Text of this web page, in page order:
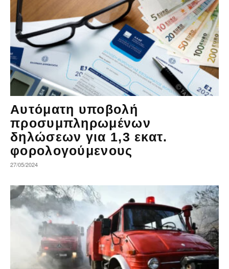
Αυτόματη υποβολή
προσυμπληρωμένων
δηλώσεων για 1,3 εκατ.
φορολογούμενους
27/05/2024